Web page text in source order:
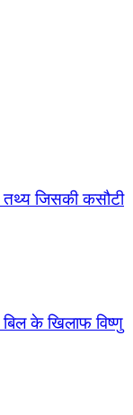
जिसकी कसौटी
के खिलाफ विष्णु